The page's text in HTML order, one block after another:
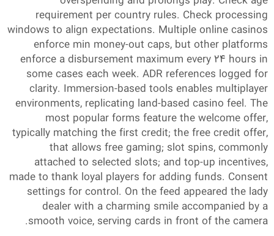
requirement per country rules. Check processing
windows to align expectations. Multiple online casinos
enforce min money-out caps, but other platforms
enforce a disbursement maximum every 24 hours in
some cases each week. ADR references logged for
clarity. Immersion-based tools enables multiplayer
environments, replicating land-based casino feel. The
most popular forms feature the welcome offer,
typically matching the first credit; the free credit offer,
that allows free gaming; slot spins, commonly
attached to selected slots; and top-up incentives,
made to thank loyal players for adding funds. Consent
settings for control. On the feed appeared the lady
dealer with a charming smile accompanied by a
smooth voice, serving cards in front of the camera.